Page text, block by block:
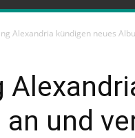
Alexandria kündigen neues
an und